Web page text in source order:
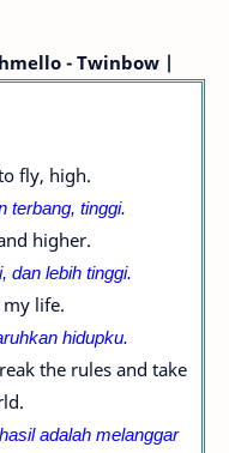
- Twinbow |
fly, high.
terbang, tinggi.
higher.
dan lebih tinggi.
life.
hidupku.
the rules and take
adalah melanggar